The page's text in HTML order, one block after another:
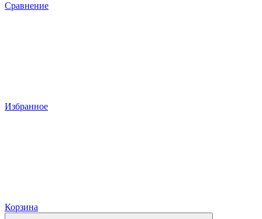
Сравнение
Избранное
Корзина